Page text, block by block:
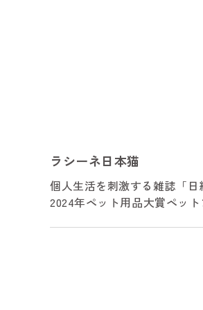
ラシーネ日本猫
個人生活を刺激する雑誌「
2024年ペット用品大賞ペット